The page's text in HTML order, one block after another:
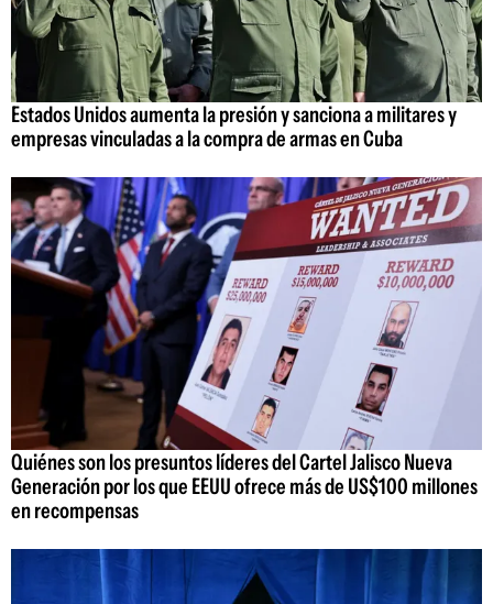
Estados Unidos aumenta la presión y sanciona a militares y
empresas vinculadas a la compra de armas en Cuba
Quiénes son los presuntos líderes del Cartel Jalisco Nueva
Generación por los que EEUU ofrece más de US$100 millones
en recompensas